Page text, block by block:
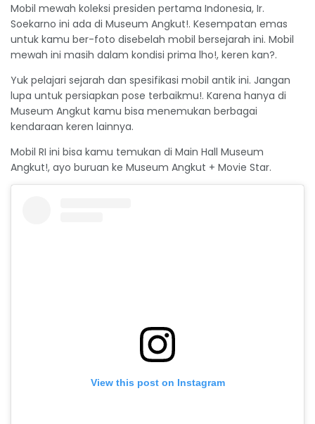
Mobil mewah koleksi presiden pertama Indonesia, Ir.
Soekarno ini ada di Museum Angkut!. Kesempatan emas
untuk kamu ber-foto disebelah mobil bersejarah ini. Mobil
mewah ini masih dalam kondisi prima lho!, keren kan?.
Yuk pelajari sejarah dan spesifikasi mobil antik ini. Jangan
lupa untuk persiapkan pose terbaikmu!. Karena hanya di
Museum Angkut kamu bisa menemukan berbagai
kendaraan keren lainnya.
Mobil RI ini bisa kamu temukan di Main Hall Museum
Angkut!, ayo buruan ke Museum Angkut + Movie Star.
View this post on Instagram